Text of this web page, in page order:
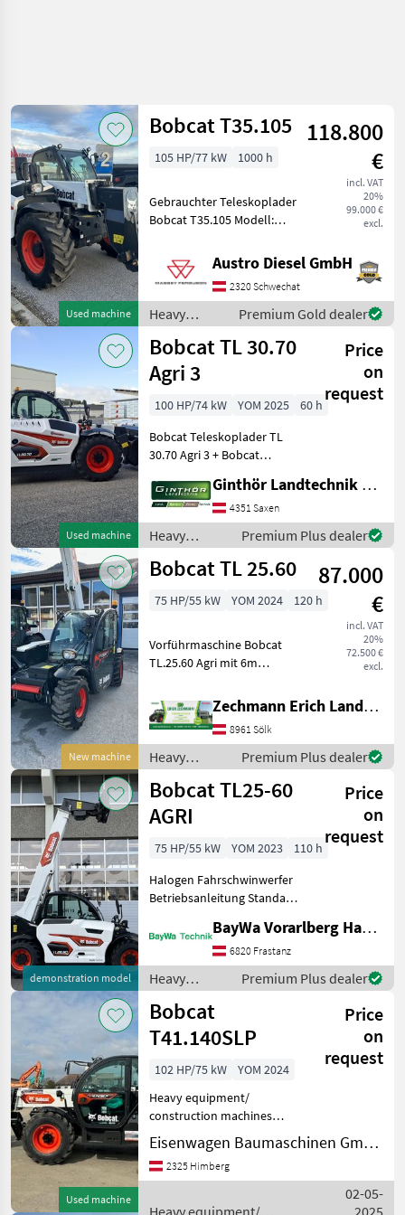
Used machine
Bobcat T35.105 118.800
€
incl. VAT
20%
99.000 €
excl.
105 HP/77 kW 1000 h
Gebrauchter Teleskoplader
Bobcat T35.105 Modell:
Ausstattung
Fahrgestellnummer:
B41616105 Motornummer:
9065422 Bereifung vorne:
40
Austro Diesel GmbH
2320 Schwechat
Heavy
equipment/
construction
machines /
Bobcat
Premium Gold dealer
Used machine
Bobcat TL 30.70
Agri 3
Price
on
request
100 HP/74 kW YOM 2025
60 h
Bobcat Teleskoplader TL
30.70 Agri 3 + Bobcat
hydraulischer
Werkzeugverriegelung + 1x
DW vorne am Ausleger +
Leckageleitung am
Ausleger + Stromans
Ginthör Landtechnik GmbH
4351 Saxen
Heavy
equipment/
construction
Bobcat
Premium Plus dealer
New machine
Bobcat TL 25.60
87.000
€
incl. VAT
20%
72.500 €
excl.
75 HP/55 kW YOM 2024 120 h
Vorführmaschine Bobcat
TL.25.60 Agri mit 6m
Typisierung Österreich -
Luftsitz - Ausleger
Schwimmstellung -
Bluetooth Radio - Euro-
Aufnahme -
Zechmann Erich Landmaschinen-Portalbau
8961 Sölk
Heavy
equipment/
construction
machines /
Bobcat
Premium Plus dealer
demonstration model
Bobcat TL25-60
AGRI
Price
on
request
75 HP/55 kW YOM 2023
110 h
Halogen Fahrschwinwerfer
Betriebsanleitung Standard
Luftgefederter Sitz Heizung
mit Belüftung Bobtach
Anbaurahmen hydr.
Vordere Hydraul
BayWa Vorarlberg HandelsGmbH BayWa Technik
6820 Frastanz
Heavy
equipment/
construction
machines /
Bobcat
Premium Plus dealer
Used machine
Bobcat
T41.140SLP
Price
on
request
102 HP/75 kW
YOM 2024
Heavy equipment/
construction machines
Telehandlers/ telescopic
loaders
Eisenwagen Baumaschinen GmbH
2325 Himberg
Heavy equipment/
02-05-
2025